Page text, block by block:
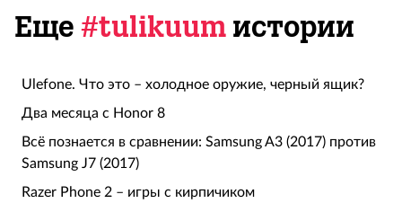
Еще #tulikuum истории
Ulefone. Что это – холодное оружие, черный ящик?
Два месяца с Honor 8
Всё познается в сравнении: Samsung A3 (2017) против
Samsung J7 (2017)
Razer Phone 2 – игры с кирпичиком